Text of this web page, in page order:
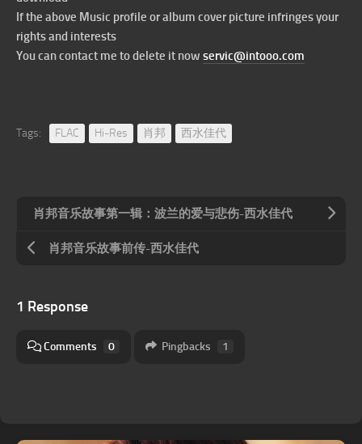
If the above Music profile or album cover picture infringes your
rights and interests
You can contact me to delete it now servic@intooo.com
Tags: FLAC Hi-Res 肖邦 西水佳代
肖邦音乐故事第一辑：波兰的爱与悲伤-西水佳代
肖邦音乐故事前传-西水佳代
1 Response
Comments 0 Pingbacks 1